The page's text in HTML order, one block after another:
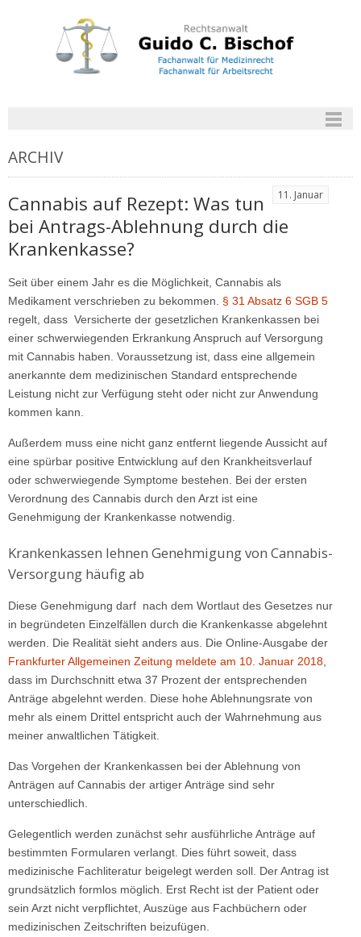
ARCHIV
11. Januar
Cannabis auf Rezept: Was tun
bei Antrags-Ablehnung durch die
Krankenkasse?
Seit über einem Jahr es die Möglichkeit, Cannabis als
Medikament verschrieben zu bekommen. § 31 Absatz 6 SGB 5
regelt, dass Versicherte der gesetzlichen Krankenkassen bei
einer schwerwiegenden Erkrankung Anspruch auf Versorgung
mit Cannabis haben. Voraussetzung ist, dass eine allgemein
anerkannte dem medizinischen Standard entsprechende
Leistung nicht zur Verfügung steht oder nicht zur Anwendung
kommen kann.
Außerdem muss eine nicht ganz entfernt liegende Aussicht auf
eine spürbar positive Entwicklung auf den Krankheitsverlauf
oder schwerwiegende Symptome bestehen. Bei der ersten
Verordnung des Cannabis durch den Arzt ist eine
Genehmigung der Krankenkasse notwendig.
Krankenkassen lehnen Genehmigung von Cannabis-
Versorgung häufig ab
Diese Genehmigung darf nach dem Wortlaut des Gesetzes nur
in begründeten Einzelfällen durch die Krankenkasse abgelehnt
werden. Die Realität sieht anders aus. Die Online-Ausgabe der
Frankfurter Allgemeinen Zeitung meldete am 10. Januar 2018
dass im Durchschnitt etwa 37 Prozent der entsprechenden
Anträge abgelehnt werden. Diese hohe Ablehnungsrate von
mehr als einem Drittel entspricht auch der Wahrnehmung aus
meiner anwaltlichen Tätigkeit.
Das Vorgehen der Krankenkassen bei der Ablehnung von
Anträgen auf Cannabis der artiger Anträge sind sehr
unterschiedlich.
Gelegentlich werden zunächst sehr ausführliche Anträge auf
bestimmten Formularen verlangt. Dies führt soweit, dass
medizinische Fachliteratur beigelegt werden soll. Der Antrag ist
grundsätzlich formlos möglich. Erst Recht ist der Patient oder
sein Arzt nicht verpflichtet, Auszüge aus Fachbüchern oder
medizinischen Zeitschriften beizufügen.